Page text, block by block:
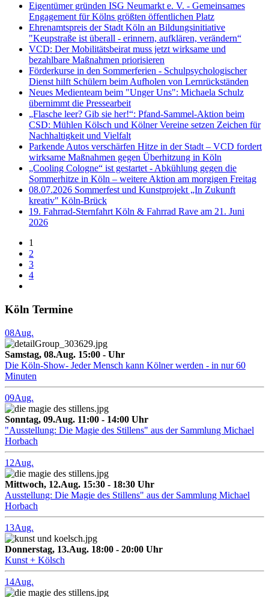
Eigentümer gründen ISG Neumarkt e. V. - Gemeinsames
Engagement für Kölns größten öffentlichen Platz
Ehrenamtspreis der Stadt Köln an Bildungsinitiative
"Keupstraße ist überall - erinnern, aufklären, verändern“
VCD: Der Mobilitätsbeirat muss jetzt wirksame und
bezahlbare Maßnahmen priorisieren
Förderkurse in den Sommerferien - Schulpsychologischer
Dienst hilft Schülern beim Aufholen von Lernrückständen
Neues Medienteam beim "Unger Uns": Michaela Schulz
übernimmt die Pressearbeit
„Flasche leer? Gib sie her!“: Pfand-Sammel-Aktion beim
CSD: Mühlen Kölsch und Kölner Vereine setzen Zeichen für
Nachhaltigkeit und Vielfalt
Parkende Autos verschärfen Hitze in der Stadt – VCD fordert
wirksame Maßnahmen gegen Überhitzung in Köln
„Cooling Cologne“ ist gestartet - Abkühlung gegen die
Sommerhitze in Köln – weitere Aktion am morgigen Freitag
08.07.2026 Sommerfest und Kunstprojekt „In Zukunft
kreativ" Köln-Brück
19. Fahrrad-Sternfahrt Köln & Fahrrad Rave am 21. Juni
2026
1
2
3
4
Köln Termine
08Aug.
Samstag, 08.Aug. 15:00 - Uhr
Die Köln-Show- Jeder Mensch kann Kölner werden - in nur 60
Minuten
09Aug.
Sonntag, 09.Aug. 11:00 - 14:00 Uhr
"Ausstellung: Die Magie des Stillens" aus der Sammlung Michael
Horbach
12Aug.
Mittwoch, 12.Aug. 15:30 - 18:30 Uhr
Ausstellung: Die Magie des Stillens" aus der Sammlung Michael
Horbach
13Aug.
Donnerstag, 13.Aug. 18:00 - 20:00 Uhr
Kunst + Kölsch
14Aug.